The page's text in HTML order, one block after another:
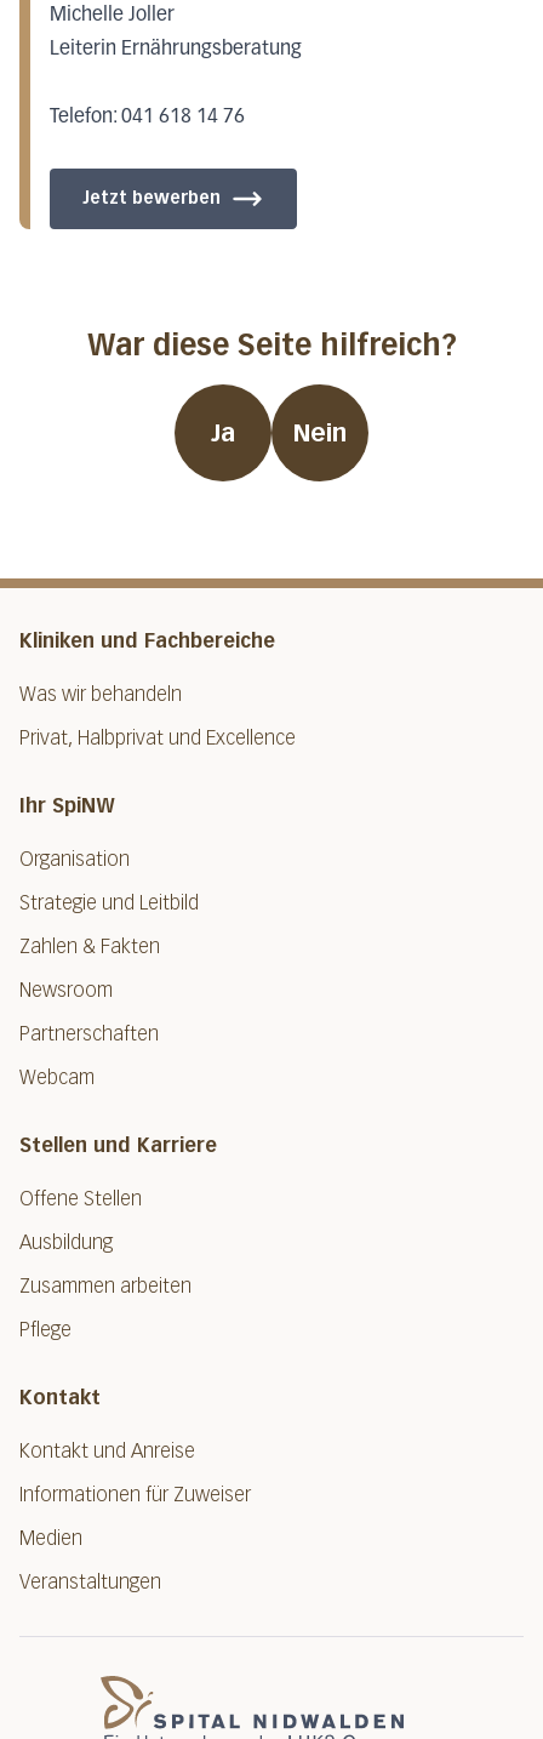
Michelle Joller
Leiterin Ernährungsberatung
Telefon: 041 618 14 76
Jetzt bewerben
War diese Seite hilfreich?
Ja Nein
Kliniken und Fachbereiche
Was wir behandeln
Privat, Halbprivat und Excellence
Ihr SpiNW
Organisation
Strategie und Leitbild
Zahlen & Fakten
Newsroom
Partnerschaften
Webcam
Stellen und Karriere
Offene Stellen
Ausbildung
Zusammen arbeiten
Pflege
Kontakt
Kontakt und Anreise
Informationen für Zuweiser
Medien
Veranstaltungen